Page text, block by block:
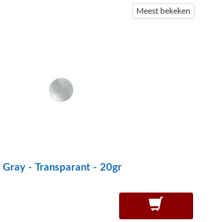
Meest bekeken
Gray - Transparant - 20gr